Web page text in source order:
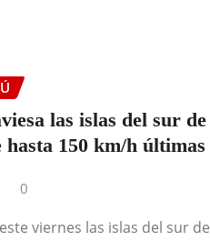
las islas del sur de
hasta 150 km/h últimas
0
viernes las islas del sur de